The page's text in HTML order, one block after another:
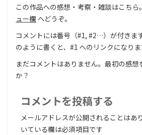
この作品への感想・考察・雑談はこちら
ュー欄 へどうぞ。
コメントには番号（#1, #2…）が付きま
のように書くと、#1 へのリンクになりま
まだコメントはありません。最初の感
か？
コメントを投稿する
メールアドレスが公開されることはあ
いている欄は必須項目です